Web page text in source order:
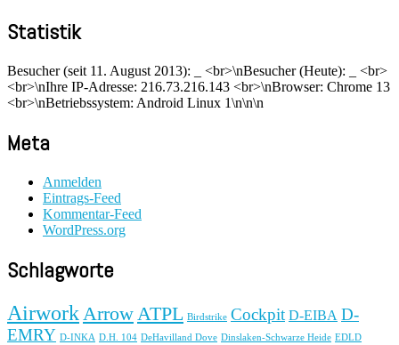
Statistik
Besucher (seit 11. August 2013): <br>\nBesucher (Heute):
<br>
<br>\nIhre IP-Adresse: 216.73.216.143 <br>\nBrowser: Chrome 13
<br>\nBetriebssystem: Android Linux 1\n\n\n
Meta
Anmelden
Eintrags-Feed
Kommentar-Feed
WordPress.org
Schlagworte
AirworkArrowATPL Birdstrike Cockpit D-EIBA D-
EMRY D-INKA D.H. 104 DeHavilland Dove Dinslaken-Schwarze Heide EDLD